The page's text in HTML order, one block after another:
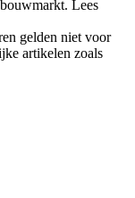
Lees
gelden niet voor
artikelen zoals